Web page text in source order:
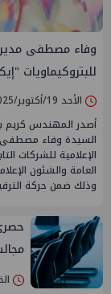
وفاء مصطفى مديراً
للبتروكيماويات
الأحد 19/أكتوبر/2025 - 02:34 ص
أصدر المهندس كريم
السيدة وفاء
الإعلامية للشركات
العامة والشئون
وذلك ضمن حركة